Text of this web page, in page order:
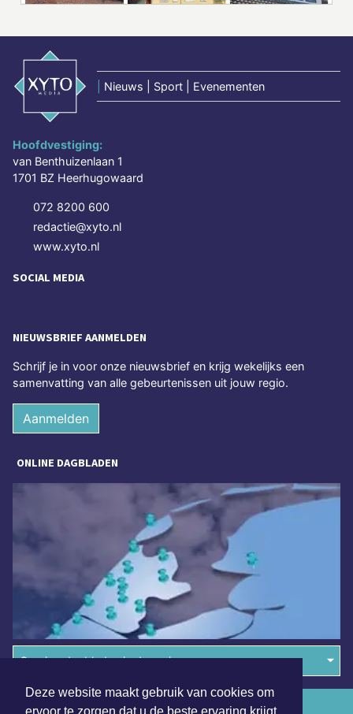
Deze website maakt gebruik van cookies om
Nieuws | Sport | Evenementen
Hoofdvestiging:
van Benthuizenlaan 1
1701 BZ Heerhugowaard
072 8200 600
redactie@xyto.nl
www.xyto.nl
SOCIAL MEDIA
NIEUWSBRIEF AANMELDEN
Schrijf je in voor onze nieuwsbrief en krijg wekelijks een
samenvatting van alle gebeurtenissen uit jouw regio.
Aanmelden
ONLINE DAGBLADEN
Overige dagbladen in de regio
Algemene voorwaarden